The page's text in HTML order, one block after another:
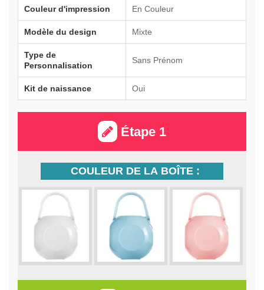
Couleur d'impression En Couleur
Modèle du design Mixte
Type de
Personnalisation
Sans Prénom
Kit de naissance Oui
Étape 1
COULEUR DE LA BOÎTE :